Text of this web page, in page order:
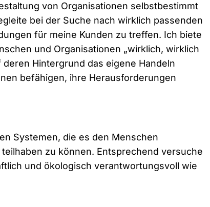
von Organisationen selbstbestimmt
bei der Suche nach wirklich passenden
für meine Kunden zu treffen. Ich biete
und Organisationen „wirklich, wirklich
Hintergrund das eigene Handeln
befähigen, ihre Herausforderungen
Systemen, die es den Menschen
zu können. Entsprechend versuche
und ökologisch verantwortungsvoll wie